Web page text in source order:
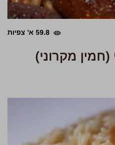
59.8 א' צפיות
(חמין מקרוני)